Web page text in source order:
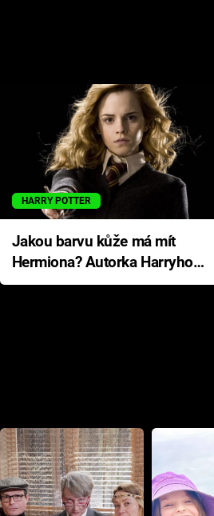
HARRY POTTER
Jakou barvu kůže má mít
Hermiona? Autorka Harryho
Pottera přišla s ráznou